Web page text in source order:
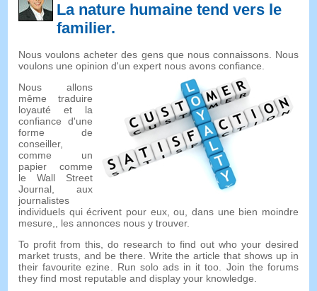
La nature humaine tend vers le
familier.
Nous voulons acheter des gens que nous connaissons. Nous
voulons une opinion d'un expert nous avons confiance.
Nous allons
même traduire
loyauté et la
confiance d'une
forme de
conseiller,
comme un
papier comme
le Wall Street
Journal, aux
journalistes
individuels qui écrivent pour eux, ou, dans une bien moindre
mesure,, les annonces nous y trouver.
To profit from this,do research to find out who your desired
market trusts, and be there. Write the article that shows up in
their favourite ezine. Run solo ads in it too. Join the forums
they find most reputable and display your knowledge.